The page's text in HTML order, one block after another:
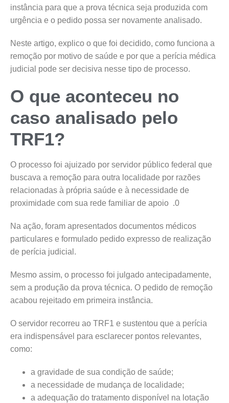
instância para que a prova técnica seja produzida com
urgência e o pedido possa ser novamente analisado.
Neste artigo, explico o que foi decidido, como funciona a
remoção por motivo de saúde e por que a perícia médica
judicial pode ser decisiva nesse tipo de processo.
O que aconteceu no
caso analisado pelo
TRF1?
O processo foi ajuizado por servidor público federal que
buscava a remoção para outra localidade por razões
relacionadas à própria saúde e à necessidade de
proximidade com sua rede familiar de apoio .0
Na ação, foram apresentados documentos médicos
particulares e formulado pedido expresso de realização
de perícia judicial.
Mesmo assim, o processo foi julgado antecipadamente,
sem a produção da prova técnica. O pedido de remoção
acabou rejeitado em primeira instância.
O servidor recorreu ao TRF1 e sustentou que a perícia
era indispensável para esclarecer pontos relevantes,
como:
a gravidade de sua condição de saúde;
a necessidade de mudança de localidade;
a adequação do tratamento disponível na lotação